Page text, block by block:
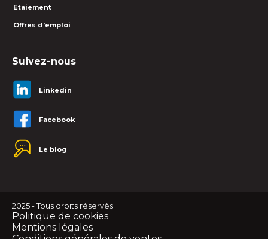
Etaiement
Offres d’emploi
Suivez-nous
Linkedin
Facebook
Le blog
2025 - Tous droits réservés
Politique de cookies
Mentions légales